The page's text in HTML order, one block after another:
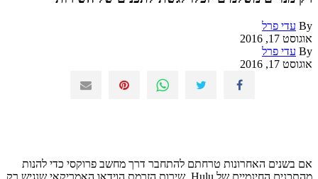
By עדי פרל
אוגוסט 17, 2016
By עדי פרל
אוגוסט 17, 2016
אם בשנים האחרונות טרחתם להתחבר דרך מחשב פרוקסי כדי להנות
מהתכנים החינמיים של Hulu, שירות הזרמת הוידאו האמריקאי שנגיש רק